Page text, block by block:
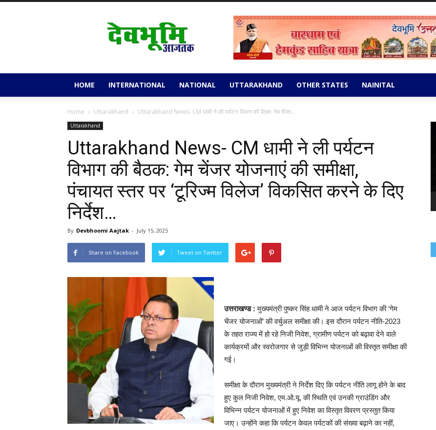
Devbhoomi
Aajtak
HOME INTERNATIONAL NATIONAL UTTARAKHAND OTHER STATES NAINITAL
Home Uttarakhand Uttarakhand News- CM धामी ने ली पर्यटन विभाग की बैठक: गेम चेंजर...
Uttarakhand
Uttarakhand News- CM धामी ने ली पर्यटन
विभाग की बैठक: गेम चेंजर योजनाएं की समीक्षा,
पंचायत स्तर पर ‘टूरिज्म विलेज’ विकसित करने के दिए
निर्देश…
By Devbhoomi Aajtak - July 15, 2025
Share on Facebook Tweet on Twitter
उत्तराखण्ड :मुख्यमंत्री पुष्कर सिंह धामी ने आज पर्यटन विभाग की ‘गेम
चेंजर योजनाओं’ की वर्चुअल समीक्षा की। इस दौरान पर्यटन नीति-2023
के तहत राज्य में हो रहे निजी निवेश, ग्रामीण पर्यटन को बढ़ावा देने वाले
कार्यक्रमों और स्वरोजगार से जुड़ी विभिन्न योजनाओं की विस्तृत समीक्षा की
गई।
समीक्षा के दौरान मुख्यमंत्री ने निर्देश दिए कि पर्यटन नीति लागू होने के बाद
हुए कुल निजी निवेश, एम.ओ.यू. की स्थिति एवं उनकी ग्राउंडिंग और
विभिन्न पर्यटन योजनाओं में हुए निवेश का विस्तृत विवरण प्रस्तुत किया
जाए। उन्होंने कहा कि पर्यटन केवल पर्यटकों की संख्या बढ़ाने का नहीं,